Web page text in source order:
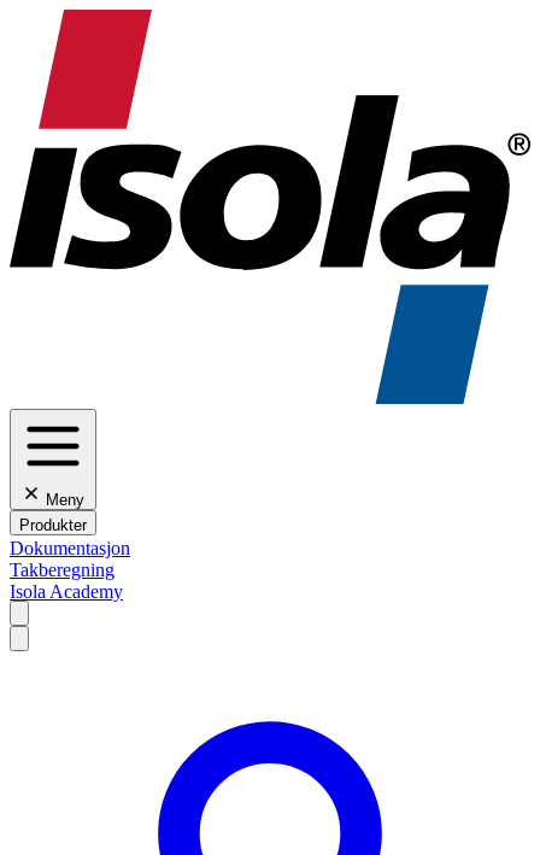
Meny
Produkter
Dokumentasjon
Takberegning
Isola Academy